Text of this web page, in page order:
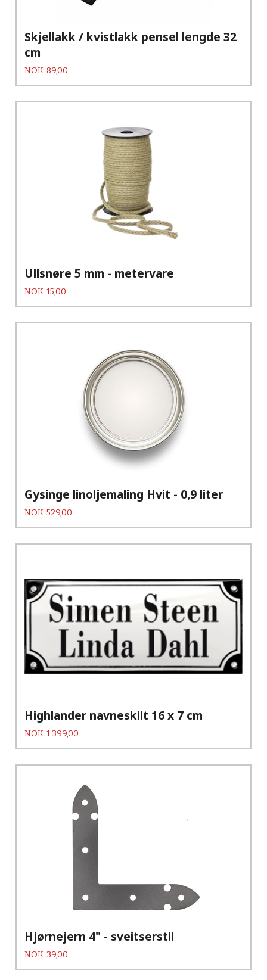
Skjellakk / kvistlakk pensel lengde 32
cm
Pris
NOK 89,00
Ullsnøre 5 mm - metervare
Pris
NOK 15,00
Gysinge linoljemaling Hvit - 0,9 liter
Pris
NOK 529,00
Highlander navneskilt 16 x 7 cm
Pris
NOK 1 399,00
Hjørnejern 4" - sveitserstil
Pris
NOK 39,00